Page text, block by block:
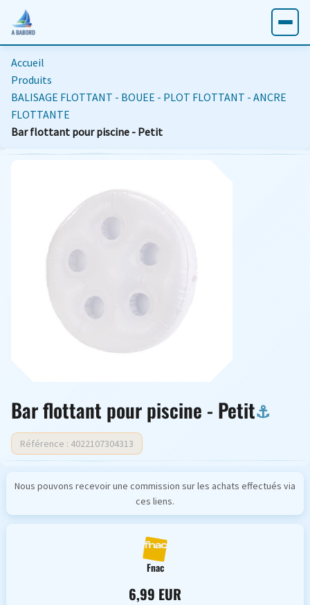
Accueil
Produits
BALISAGE FLOTTANT - BOUEE - PLOT FLOTTANT - ANCRE
FLOTTANTE
Bar flottant pour piscine - Petit
Bar flottant pour piscine - Petit
Référence : 4022107304313
Nous pouvons recevoir une commission sur les achats effectués via
ces liens.
Fnac
6,99 EUR